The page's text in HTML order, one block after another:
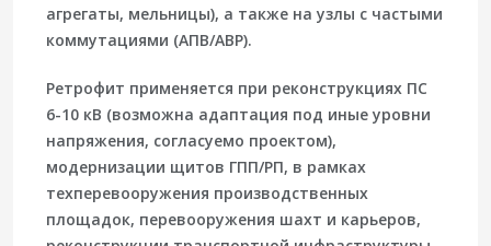
агрегаты, мельницы), а также на узлы с частыми
коммутациями (АПВ/АВР).
Ретрофит применяется при реконструкциях ПС
6-10 кВ (возможна адаптация под иные уровни
напряжения, согласуемо проектом),
модернизации щитов ГПП/РП, в рамках
техперевооружения производственных
площадок, перевооружения шахт и карьеров,